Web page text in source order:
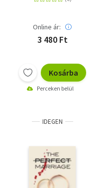
Online ár:
3 480 Ft
Kosárba
Perceken belül
IDEGEN